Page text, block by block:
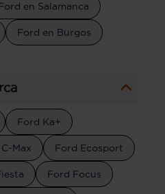
en Salamanca
Ford en Burgos
Ford Ka+
Max Ford Ecosport
Ford Focus